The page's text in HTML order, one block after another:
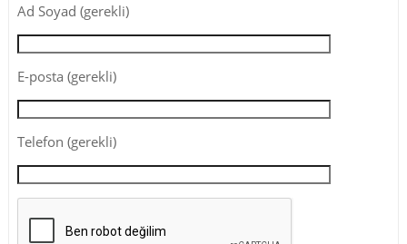
Ad Soyad (gerekli)
E-posta (gerekli)
Telefon (gerekli)